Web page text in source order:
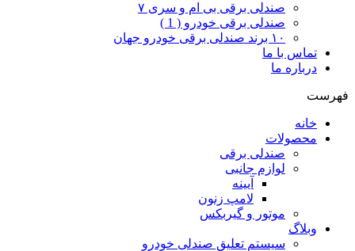
صندلی برقی بی ام و سری ۷
صندلی برقی خودرو ( 1 )
۱۰ برند صندلی برقی خودرو جهان
تماس با ما
درباره ما
فهرست
خانه
محصولات
صندلی برقی
لوازم جانبی
آیینه
لامپ زنون
موتور و گیربکس
وبلاگ
سیستم تعلیق صندلی خودرو